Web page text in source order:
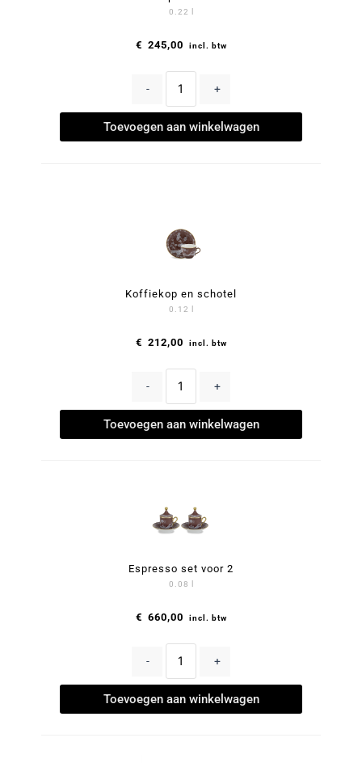
0.22 l
€ 245,00 incl. btw
- +
Toevoegen aan winkelwagen
Koffiekop en schotel
0.12 l
€ 212,00 incl. btw
- +
Toevoegen aan winkelwagen
Espresso set voor 2
0.08 l
€ 660,00 incl. btw
- +
Toevoegen aan winkelwagen